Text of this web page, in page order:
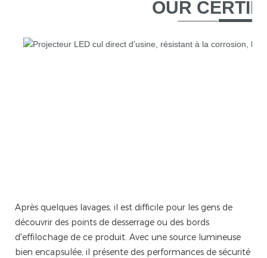
OUR
Après quelques lavages, il est difficile pour les gens de
découvrir des points de desserrage ou des bords
d'effilochage de ce produit. Avec une source lumineuse
bien encapsulée, il présente des performances de sécurité